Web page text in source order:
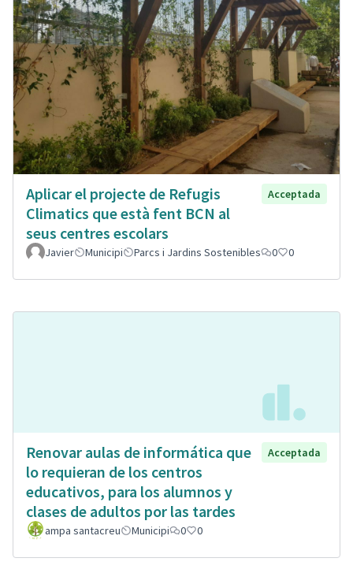
Aplicar el projecte de Refugis
Climatics que està fent BCN al
seus centres escolars
Acceptada
Javier Municipi Parcs i Jardins Sostenibles 0 0
Renovar aulas de informática que
lo requieran de los centros
educativos, para los alumnos y
clases de adultos por las tardes
Acceptada
ampa santacreu Municipi 0 0